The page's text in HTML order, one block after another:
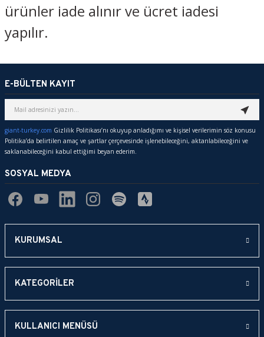
ürünler iade alınır ve ücret iadesi
yapılır.
E-BÜLTEN KAYIT
giant-turkey.com Gizlilik Politikası’nı okuyup anladığımı ve kişisel verilerimin söz konusu
Politika’da belirtilen amaç ve şartlar çerçevesinde işlenebileceğini, aktarılabileceğini ve
saklanabileceğini kabul ettiğimi beyan ederim.
SOSYAL MEDYA
KURUMSAL
KATEGORİLER
KULLANICI MENÜSÜ